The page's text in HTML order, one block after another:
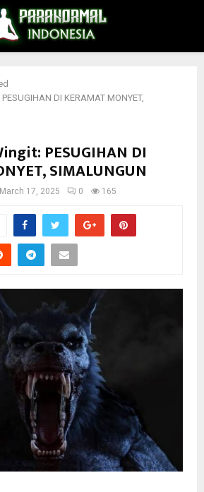
DI KERAMAT MONYET,
PESUGIHAN DI
SIMALUNGUN
March 17, 2025 0 165